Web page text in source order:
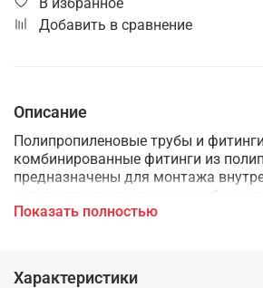
Добавить в сравнение
Описание
Полипропиленовые трубы и
комбинированные фитинги из
предназначены для монтажа
холодного, горячего
же применяются в технологических
Показать полностью
Характеристики